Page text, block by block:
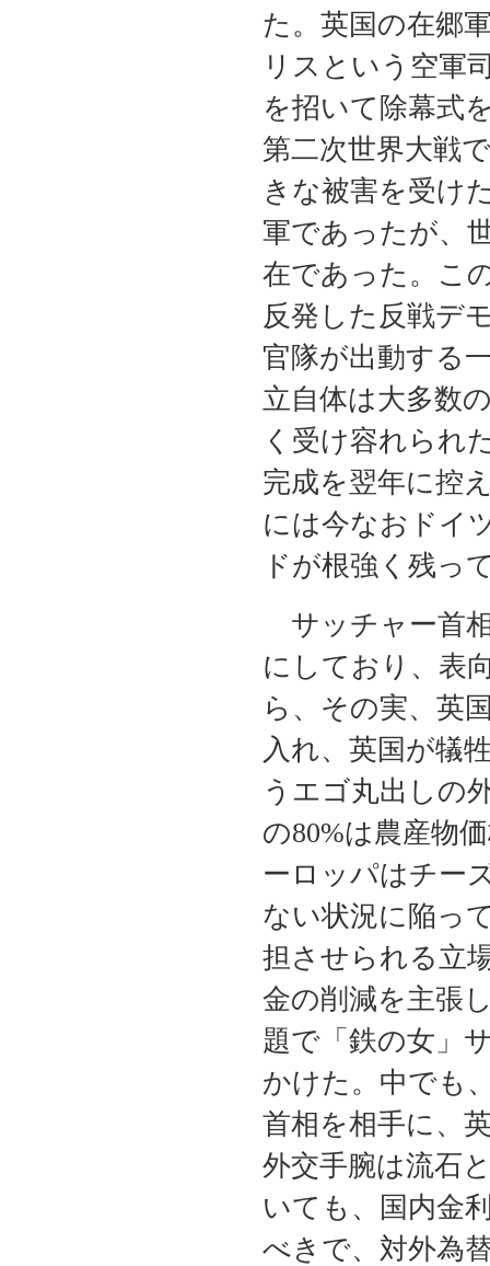
た。英国の在郷
リスという空軍
を招いて除幕式
第二次世界大戦
きな被害を受け
軍であったが、
在であった。こ
反発した反戦デ
官隊が出動する
立自体は大多数
く受け容れられ
完成を翌年に控
には今なおドイ
ドが根強く残
サッチャー首
にしており、表
ら、その実、英
入れ、英国が犠
うエゴ丸出しの
の80%は農産物
ーロッパはチー
ない状況に陥っ
担させられる立
金の削減を主張
題で「鉄の女」
かけた。中でも
首相を相手に、
外交手腕は流石
いても、国内金
べきで、対外為